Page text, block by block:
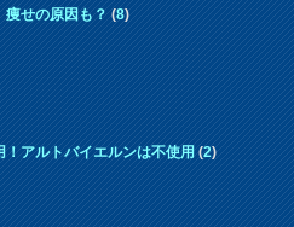
痩せの原因も？(8)
アルトバイエルンは不使用(2)